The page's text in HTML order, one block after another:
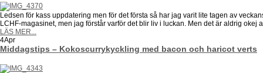
Ledsen för kass uppdatering men för det första så har jag varit lite tagen av
LCHF-magasinet, men jag förstår varför det blir liv i luckan. Men det är aldrig okej
LÄS MER...
4Apr
Middagstips – Kokoscurrykyckling med bacon och haricot verts